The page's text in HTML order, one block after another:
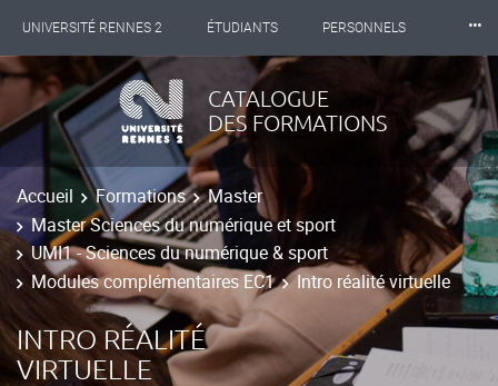
UNIVERSITÉ RENNES 2 ÉTUDIANTS PERSONNELS
INTERNATIONAL PROFESSIONNELS BIBLIOTHÈQUES
LES NOUVELLES DE RENNES 2
⸱⸱⸱
CATALOGUE
DES FORMATIONS
Accueil Formations
Master
Master Sciences du numérique et sport
UMI1 - Sciences du numérique & sport
Modules complémentaires EC1
Intro réalité virtuelle
INTRO RÉALITÉ
VIRTUELLE